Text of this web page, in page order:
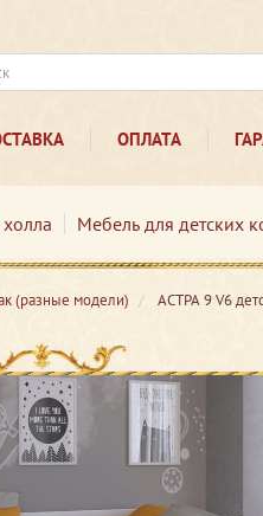
ОПЛАТА
Мебель для детских
(разные модели) АСТРА 9 V6